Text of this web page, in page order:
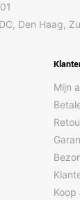
Den Haag,
Mijn
Koop